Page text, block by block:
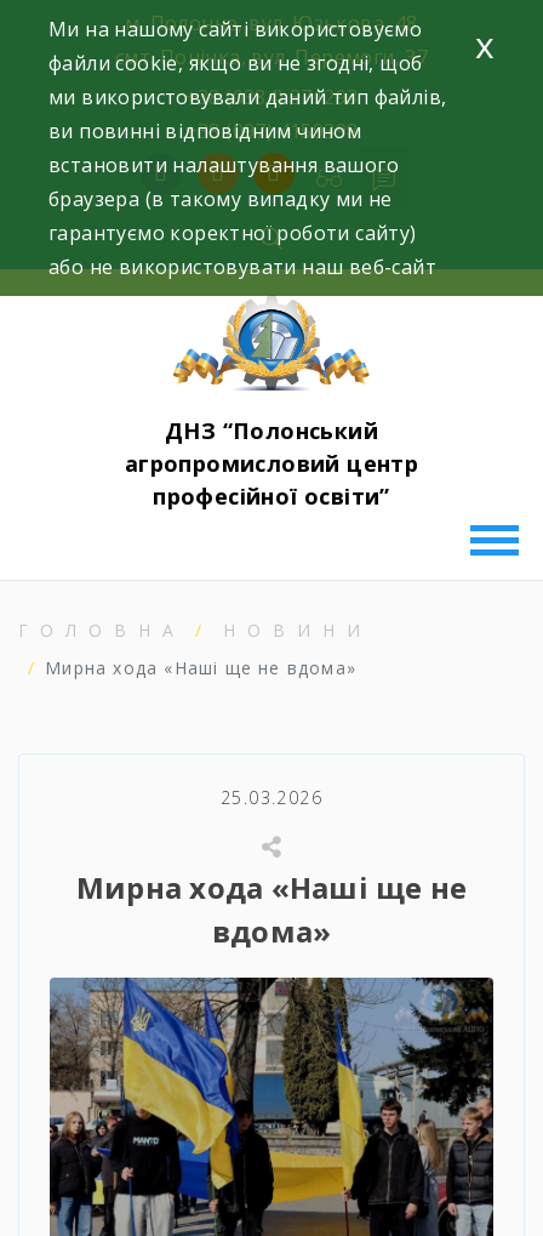
content
м. Полонне, вул. Юзькова, 48
смт. Понінка, вул. Перемоги, 37
+38 (0384) 371293
+38 (097) 4159398
facebookinstagramyoutube
ДНЗ “Полонський
агропромисловий центр
професійної освіти”
ГОЛОВНА
НОВИНИ
Мирна хода «Наші ще не вдома»
25.03.2026
Мирна хода «Наші ще не
вдома»
Ми на нашому сайті використовуємо
файли cookie, якщо ви не згодні, щоб
ми використовували даний тип файлів,
ви повинні відповідним чином
встановити налаштування вашого
браузера (в такому випадку ми не
гарантуємо коректної роботи сайту)
або не використовувати наш веб-сайт
x